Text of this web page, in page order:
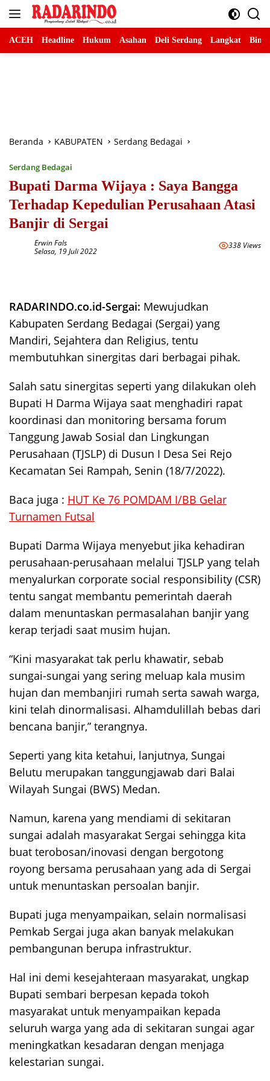
Langsung
ACEH Headline Hukum Asahan Deli Serdang Langkat
Beranda KABUPATEN Serdang Bedagai
Serdang Bedagai
Bupati Darma Wijaya : Saya Bangga
Terhadap Kepedulian Perusahaan Atasi
Banjir di Sergai
Erwin Fals
Selasa, 19 Juli 2022
338 Views
RADARINDO.co.id-Sergai: Mewujudkan
Kabupaten Serdang Bedagai (Sergai) yang
Mandiri, Sejahtera dan Religius, tentu
membutuhkan sinergitas dari berbagai pihak.
Salah satu sinergitas seperti yang dilakukan oleh
Bupati H Darma Wijaya saat menghadiri rapat
koordinasi dan monitoring bersama forum
Tanggung Jawab Sosial dan Lingkungan
Perusahaan (TJSLP) di Dusun I Desa Sei Rejo
Kecamatan Sei Rampah, Senin (18/7/2022).
Baca juga : HUT Ke 76 POMDAM I/BB Gelar
Turnamen Futsal
Bupati Darma Wijaya menyebut jika kehadiran
perusahaan-perusahaan melalui TJSLP yang telah
menyalurkan corporate social responsibility (CSR)
tentu sangat membantu pemerintah daerah
dalam menuntaskan permasalahan banjir yang
kerap terjadi saat musim hujan.
“Kini masyarakat tak perlu khawatir, sebab
sungai-sungai yang sering meluap kala musim
hujan dan membanjiri rumah serta sawah warga,
kini telah dinormalisasi. Alhamdulillah bebas dari
bencana banjir,” terangnya.
Seperti yang kita ketahui, lanjutnya, Sungai
Belutu merupakan tanggungjawab dari Balai
Wilayah Sungai (BWS) Medan.
Namun, karena yang mendiami di sekitaran
sungai adalah masyarakat Sergai sehingga kita
buat terobosan/inovasi dengan bergotong
royong bersama perusahaan yang ada di Sergai
untuk menuntaskan persoalan banjir.
Bupati juga menyampaikan, selain normalisasi
Pemkab Sergai juga akan banyak melakukan
pembangunan berupa infrastruktur.
Hal ini demi kesejahteraan masyarakat, ungkap
Bupati sembari berpesan kepada tokoh
masyarakat untuk menyampaikan kepada
seluruh warga yang ada di sekitaran sungai agar
meningkatkan kesadaran dengan menjaga
kelestarian sungai.